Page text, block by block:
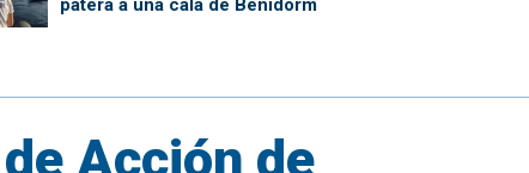
patera a una cala de Benidorm
Acción de